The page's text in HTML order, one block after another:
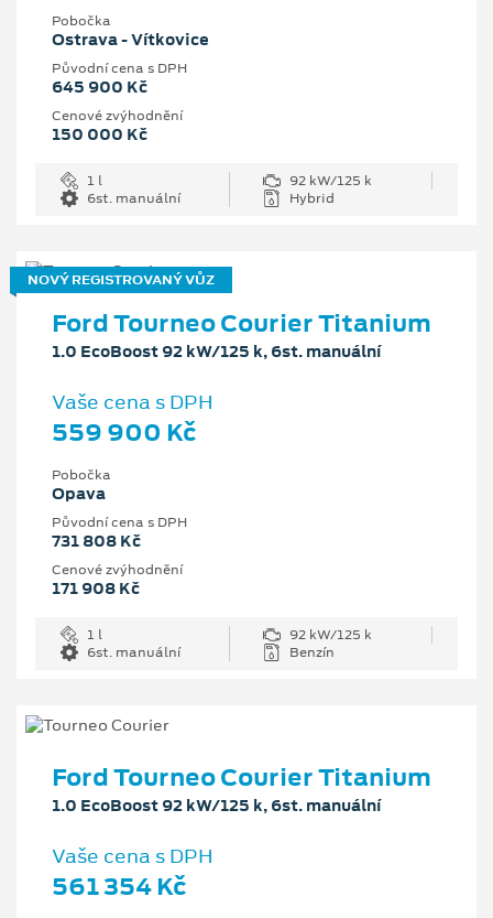
Pobočka
Ostrava - Vítkovice
Původní cena s DPH
645 900 Kč
Cenové zvýhodnění
150 000 Kč
1 l
92 kW/125 k
6st. manuální
Hybrid
NOVÝ REGISTROVANÝ VŮZ
Ford Tourneo Courier Titanium
1.0 EcoBoost 92 kW/125 k, 6st. manuální
Vaše cena s DPH
559 900 Kč
Pobočka
Opava
Původní cena s DPH
731 808 Kč
Cenové zvýhodnění
171 908 Kč
1 l
92 kW/125 k
6st. manuální
Benzín
Ford Tourneo Courier Titanium
1.0 EcoBoost 92 kW/125 k, 6st. manuální
Vaše cena s DPH
561 354 Kč